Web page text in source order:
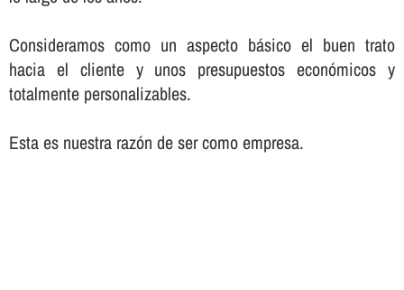
Consideramos como un aspecto básico el buen trato
hacia el cliente y unos presupuestos económicos y
totalmente personalizables.
Esta es nuestra razón de ser como empresa.